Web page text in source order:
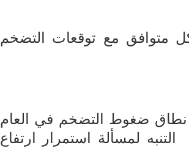
متوافق مع توقعات التضخم
نطاق ضغوط التضخم في العام
لمسألة استمرار ارتفاع